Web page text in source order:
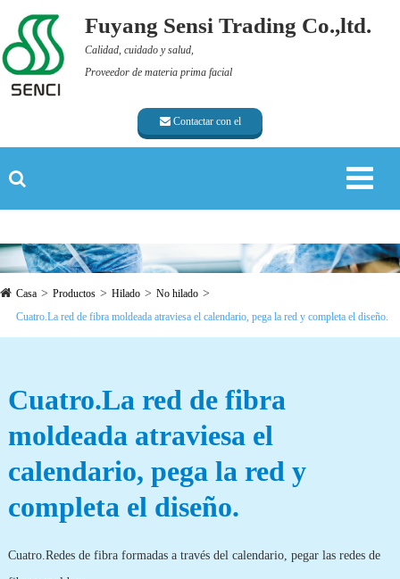
Fuyang Sensi Trading Co.,ltd.
Calidad, cuidado y salud,
Proveedor de materia prima facial
Contactar con el
proveedor
Casa Productos Hilado
No hilado
Cuatro.La red de fibra moldeada atraviesa el calendario, pega la red y completa el diseño.
Cuatro.La red de fibra
moldeada atraviesa el
calendario, pega la red y
completa el diseño.
Cuatro.Redes de fibra formadas a través del calendario, pegar las redes de